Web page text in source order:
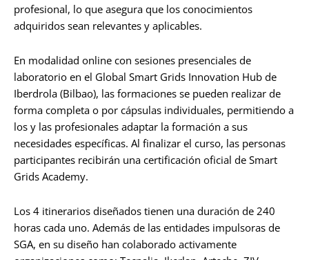
profesional, lo que asegura que los conocimientos
adquiridos sean relevantes y aplicables.
En modalidad online con sesiones presenciales de
laboratorio en el Global Smart Grids Innovation Hub de
Iberdrola (Bilbao), las formaciones se pueden realizar de
forma completa o por cápsulas individuales, permitiendo a
los y las profesionales adaptar la formación a sus
necesidades específicas. Al finalizar el curso, las personas
participantes recibirán una certificación oficial de Smart
Grids Academy.
Los 4 itinerarios diseñados tienen una duración de 240
horas cada uno. Además de las entidades impulsoras de
SGA, en su diseño han colaborado activamente